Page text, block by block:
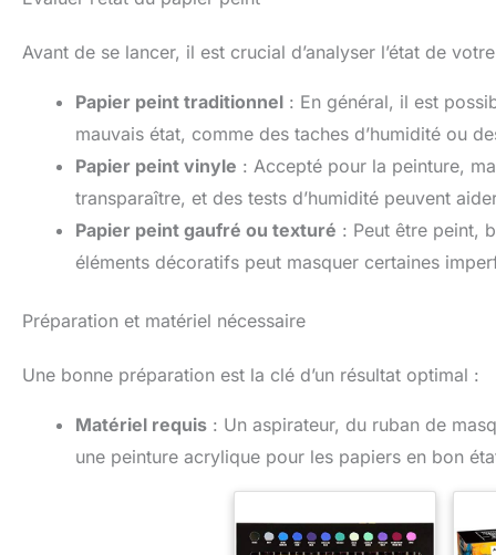
Avant de se lancer, il est crucial d’analyser l’état de
Papier peint traditionnel : En général, il est
mauvais état, comme des taches d’humidité ou
Papier peint vinyle : Accepté pour la peinture,
transparaître, et des tests d’humidité peuvent
Papier peint gaufré ou texturé : Peut être peint,
éléments décoratifs peut masquer certaines
Préparation et matériel nécessaire
Une bonne préparation est la clé d’un résultat optimal :
Matériel requis : Un aspirateur, du ruban de
une peinture acrylique pour les papiers en bon